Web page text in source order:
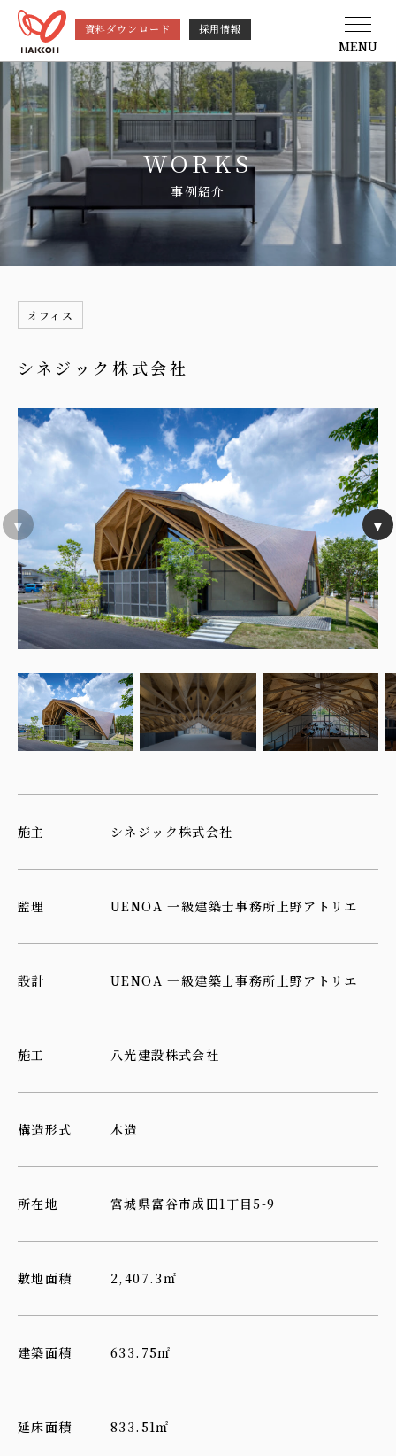
資料ダウンロード 採用情報
MENU
WORKS
事例紹介
オフィス
シネジック株式会社
施主 シネジック株式会社
監理 UENOA 一級建築士事務所上野アトリエ
設計 UENOA 一級建築士事務所上野アトリエ
施工 八光建設株式会社
構造形式 木造
所在地 宮城県富谷市成田1丁目5-9
敷地面積 2,407.3㎡
建築面積 633.75㎡
延床面積 833.51㎡